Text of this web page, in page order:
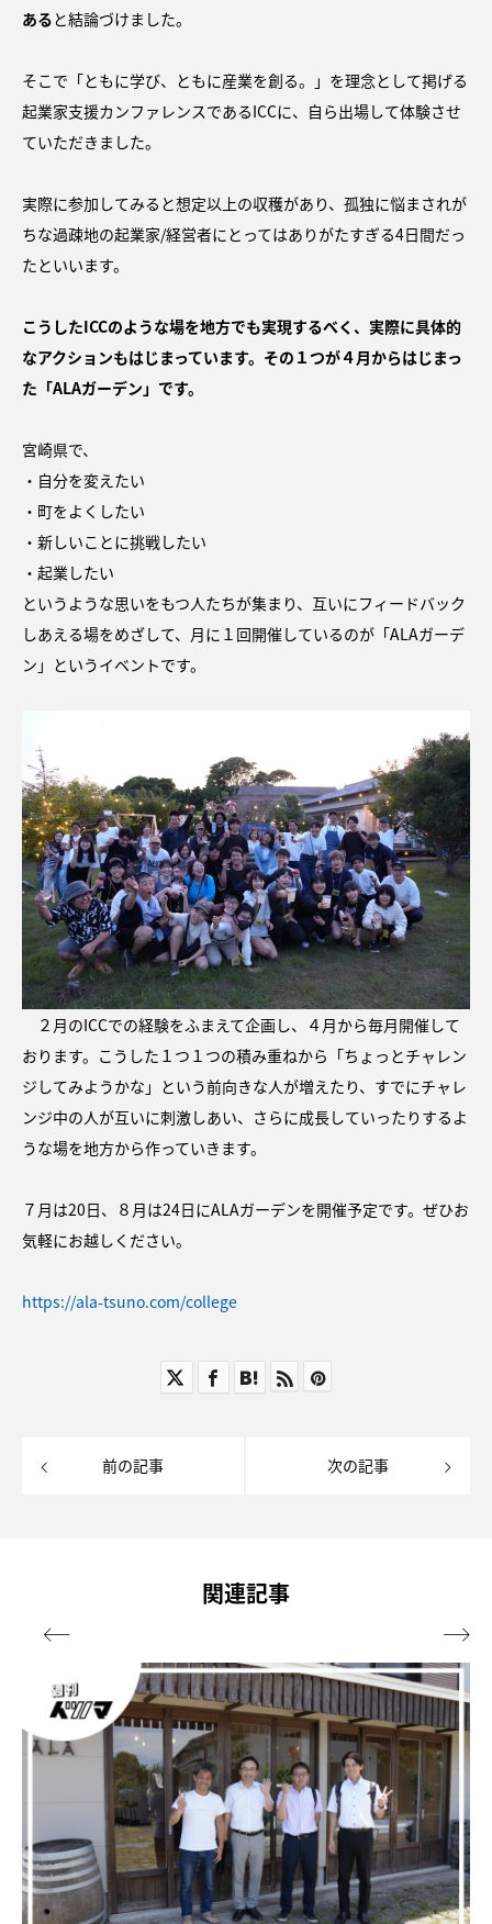
あると結論づけました。
そこで「ともに学び、ともに産業を創る。」を理念として掲げる
起業家支援カンファレンスであるICCに、自ら出場して体験させ
ていただきました。
実際に参加してみると想定以上の収穫があり、孤独に悩まされが
ちな過疎地の起業家/経営者にとってはありがたすぎる4日間だっ
たといいます。
こうしたICCのような場を地方でも実現するべく、実際に具体的
なアクションもはじまっています。その１つが４月からはじまっ
た「ALAガーデン」です。
宮崎県で、
・自分を変えたい
・町をよくしたい
・新しいことに挑戦したい
・起業したい
というような思いをもつ人たちが集まり、互いにフィードバック
しあえる場をめざして、月に１回開催しているのが「ALAガーデ
ン」というイベントです。
２月のICCでの経験をふまえて企画し、４月から毎月開催して
おります。こうした１つ１つの積み重ねから「ちょっとチャレン
ジしてみようかな」という前向きな人が増えたり、すでにチャレ
ンジ中の人が互いに刺激しあい、さらに成長していったりするよ
うな場を地方から作っていきます。
７月は20日、８月は24日にALAガーデンを開催予定です。ぜひお
気軽にお越しください。
https://ala-tsuno.com/college
前の記事 次の記事
関連記事
 